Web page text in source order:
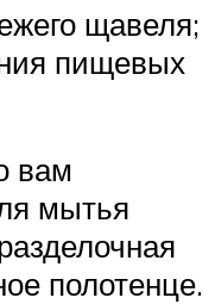
щавеля;
пищевых
вам
мытья
полотенце.